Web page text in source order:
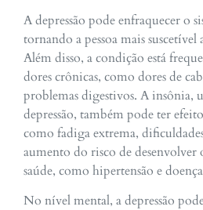
A depressão pode enfraquecer o
tornando a pessoa mais suscetível
Além disso, a condição está
dores crônicas, como dores de
problemas digestivos. A insônia,
depressão, também pode ter
como fadiga extrema,
aumento do risco de desenvolver
saúde, como hipertensão e
No nível mental, a depressão